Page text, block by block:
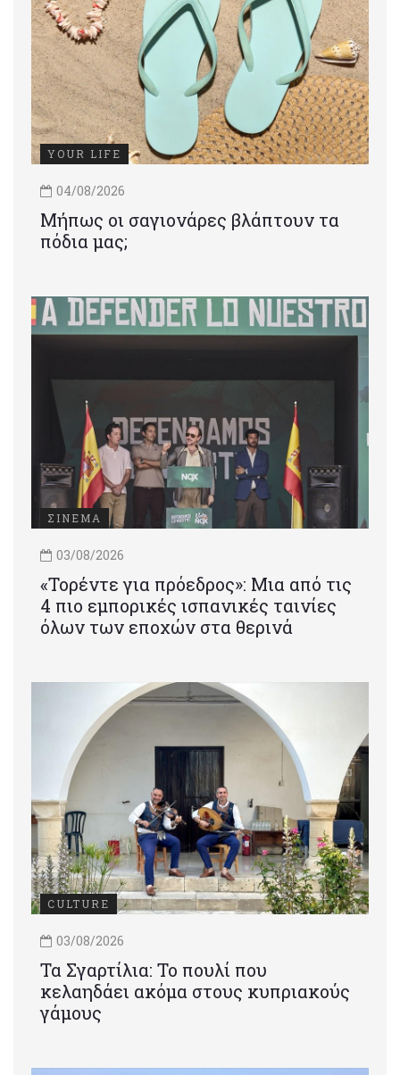
YOUR LIFE
04/08/2026
Μήπως οι σαγιονάρες βλάπτουν τα
πόδια μας;
ΣΙΝΕΜΑ
03/08/2026
«Τορέντε για πρόεδρος»: Mια από τις
4 πιο εμπορικές ισπανικές ταινίες
όλων των εποχών στα θερινά
CULTURE
03/08/2026
Τα Σγαρτίλια: Το πουλί που
κελαηδάει ακόμα στους κυπριακούς
γάμους